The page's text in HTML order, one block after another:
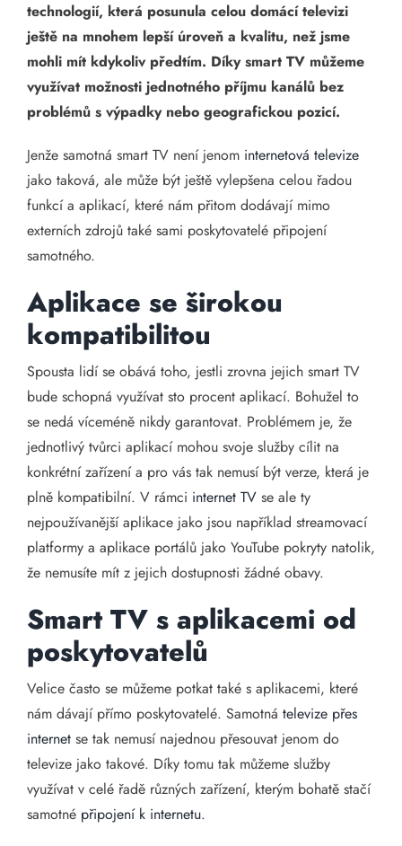
technologií, která posunula celou domácí televizi
ještě na mnohem lepší úroveň a kvalitu, než jsme
mohli mít kdykoliv předtím. Díky smart TV můžeme
využívat možnosti jednotného příjmu kanálů bez
problémů s výpadky nebo geografickou pozicí.
Jenže samotná smart TV není jenom internetová televize
jako taková, ale může být ještě vylepšena celou řadou
funkcí a aplikací, které nám přitom dodávají mimo
externích zdrojů také sami poskytovatelé připojení
samotného.
Aplikace se širokou
kompatibilitou
Spousta lidí se obává toho, jestli zrovna jejich smart TV
bude schopná využívat sto procent aplikací. Bohužel to
se nedá víceméně nikdy garantovat. Problémem je, že
jednotlivý tvůrci aplikací mohou svoje služby cílit na
konkrétní zařízení a pro vás tak nemusí být verze, která je
plně kompatibilní. V rámci internet TV se ale ty
nejpoužívanější aplikace jako jsou například streamovací
platformy a aplikace portálů jako YouTube pokryty natolik,
že nemusíte mít z jejich dostupnosti žádné obavy.
Smart TV s aplikacemi od
poskytovatelů
Velice často se můžeme potkat také s aplikacemi, které
nám dávají přímo poskytovatelé. Samotná televize přes
internet se tak nemusí najednou přesouvat jenom do
televize jako takové. Díky tomu tak můžeme služby
využívat v celé řadě různých zařízení, kterým bohatě stačí
samotné připojení k internetu.